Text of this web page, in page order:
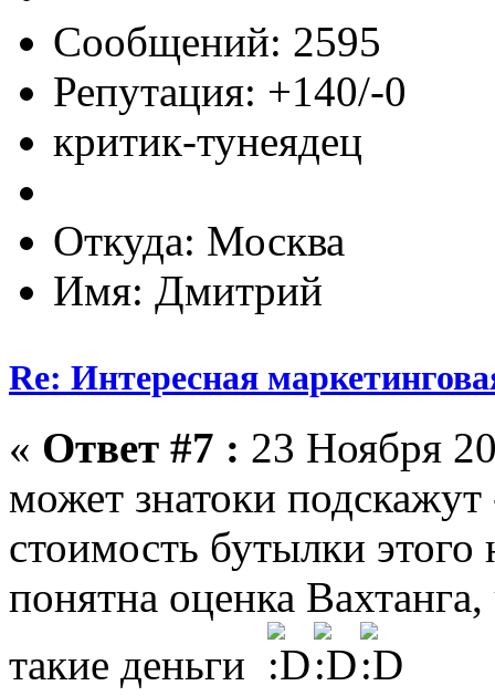
Сообщений: 2595
Репутация: +140/-0
критик-тунеядец
Откуда: Москва
Имя: Дмитрий
Re: Интересная
« Ответ #7 : 23 Ноября
может знатоки подскажут
стоимость бутылки этого
понятна оценка
такие деньги